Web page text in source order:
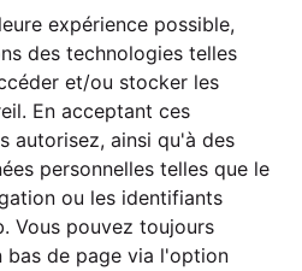
expérience possible,
des technologies telles
et/ou stocker les
En acceptant ces
autorisez, ainsi qu'à des
personnelles telles que le
ou les identifiants
Vous pouvez toujours
de page via l'option
À Louer